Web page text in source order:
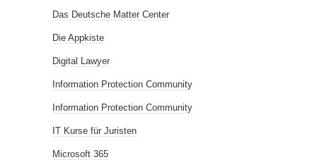
Das Deutsche Matter Center
Die Appkiste
Digital Lawyer
Information Protection Community
Information Protection Community
IT Kurse für Juristen
Microsoft 365